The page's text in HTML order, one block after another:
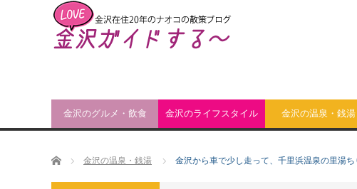
金沢のグルメ・飲食 金沢のライフスタイル 金沢の温泉・銭湯
ホーム 金沢の温泉・銭湯 金沢から車で少し走って、千里浜温泉の里湯ち